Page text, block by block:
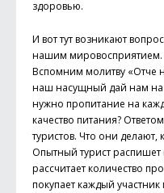
здоровью.
И вот тут возникают
нашим мировосприятием.
Вспомним молитву «Отче
наш насущный дай нам на
нужно пропитание на
качество питания?
туристов. Что они делают,
Опытный турист
рассчитает количество
покупает каждый